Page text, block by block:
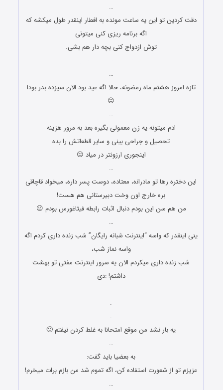
…
دقت کردین تو این یه ساعت مونده به افطار اینقدر طول میکشه که
اگه برنامه ریزی کنی میتونی
توش ازدواج کنی بچه دار هم بشی.
…
تازه امروز هشتم ماه رمضونه، حالا اگه عید بود الان سیزده‌ بدر بودا
😐
…
ﺍﺩﻡ ﻣﯿﺘﻮﻧﻪ ﯾﻪ ﺯﻥ ﻣﻌﻤﻮﻟﯽ ﺑﮕﯿﺮﻩ ﺑﻌﺪ ﺑﻪ ﻣﺮﻭﺭ ﻫﺰﯾﻨﻪ
ﺗﺤﺼﯿﻞ ﻭ ﺟﺮﺍﺣﯽ ﺑﯿﻨﯽ ﻭ ﺳﺎﯾﺮ ﻗﻄﻌﺎﺗﺶ ﺭﺍ ﺑﺪﻩ
ﺍﯾﻨﺠﻮﺭﯼ ﺍﺭﺯﻭﻧﺘﺮ ﺩﺭ ﻣﯿﺎﺩ 😐
…
ﺍﯾﻦ ﺩﺧﺘﺮﻩ ﺭﻫﺎ ﺗﻮ ﻣﺎﺩﺭﺍﻧه، ﻣﻌﺘﺎﺩﻩ، ﺩﻭﺳﺖ ﭘﺴﺮ ﺩﺍﺭﻩ، ﻣﯿﺨﻮﺍﺩ ﻗﺎﭼﺎﻗﯽ
ﺑﺮﻩ ﺧﺎﺭﺝ ﺍﻭﻥ ﻭﺧﺖ ﺩﺑﯿﺮﺳﺘﺎﻧﯽ ﻫﻢ ﻫﺴﺖ!
ﻣﻦ ﻫﻢ ﺳﻦ ﺍﯾﻦ ﺑﻮﺩﻡ ﺩﻧﺒﺎﻝ ﺍﺛﺒﺎﺕ ﺭﺍﺑﻄﻪ ﻓﯿﺜﺎﻏﻮﺭﺱ ﺑﻮﺩﻡ 😐
…
ینی اینقدر که واسه “اینترنت شبانه رایگان” شب زنده داری کردم اگه
واسه نماز شب،
شب زنده داری میکردم الان یه سرور اینترنت مفتی تو بهشت
داشتم! :دی
.
.
.
یه بار نشد من موقع امتحانا به غلط کردن نیفتم 🙂
…
به بعضیا باید گفت:
عزیزم تو از شعورت استفاده کن، اگه تموم شد من بازم برات میخرم!
…